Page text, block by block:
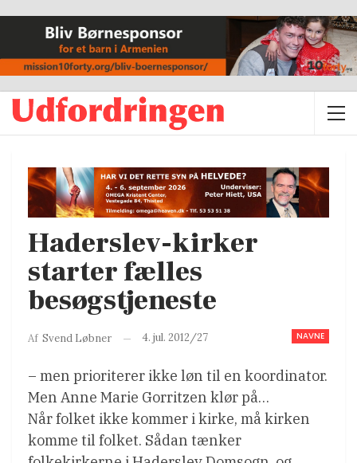
Haderslev-kirker
starter fælles
besøgstjeneste
NAVNE
Af Svend Løbner 4. jul. 2012/27
– men prioriterer ikke løn til en koordinator.
Men Anne Marie Gorritzen klør på…
Når folket ikke kommer i kirke, må kirken
komme til folket. Sådan tænker